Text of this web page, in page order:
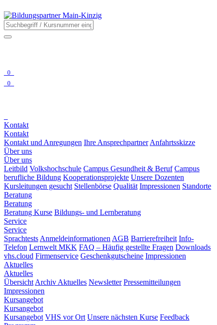
0
0
Kontakt
Kontakt
Kontakt und Anregungen Ihre Ansprechpartner Anfahrtsskizze
Über uns
Über uns
Leitbild Volkshochschule Campus Gesundheit & Beruf Campus
berufliche Bildung Kooperationsprojekte Unsere Dozenten
Kursleitungen gesucht Stellenbörse Qualität Impressionen Standorte
Beratung
Beratung
Beratung Kurse Bildungs- und Lernberatung
Service
Service
Sprachtests Anmeldeinformationen AGB Barrierefreiheit Info-
Telefon Lernwelt MKK FAQ – Häufig gestellte Fragen Downloads
vhs.cloud Firmenservice Geschenkgutscheine Impressionen
Aktuelles
Aktuelles
Übersicht Archiv Aktuelles Newsletter Pressemitteilungen
Impressionen
Kursangebot
Kursangebot
Kursangebot VHS vor Ort Unsere nächsten Kurse Feedback